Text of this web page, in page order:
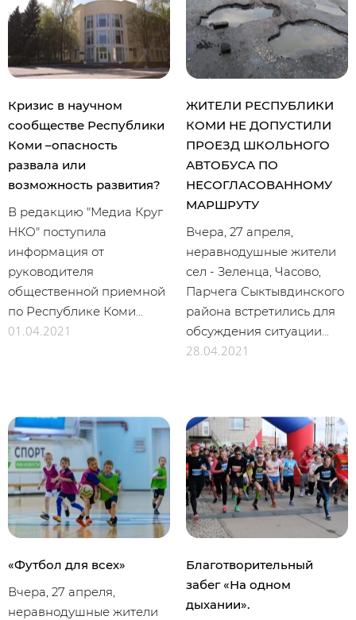
Кризис в научном
сообществе Республики
Коми –опасность
развала или
возможность развития?
В редакцию "Медиа Круг
НКО" поступила
информация от
руководителя
общественной приемной
по Республике Коми...
01.04.2021
ЖИТЕЛИ РЕСПУБЛИКИ
КОМИ НЕ ДОПУСТИЛИ
ПРОЕЗД ШКОЛЬНОГО
АВТОБУСА ПО
НЕСОГЛАСОВАННОМУ
МАРШРУТУ
Вчера, 27 апреля,
неравнодушные жители
сел - Зеленца, Часово,
Парчега Сыктывдинского
района встретились для
обсуждения ситуации...
28.04.2021
«Футбол для всех»
Вчера, 27 апреля,
неравнодушные жители
Благотворительный
забег «На одном
дыхании».